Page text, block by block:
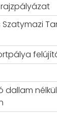
rajzpályázat
dallam